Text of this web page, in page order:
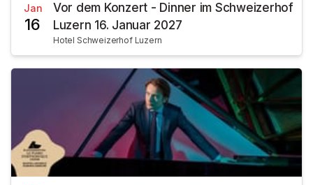
Jan
16
Vor dem Konzert - Dinner im Schweizerhof
Luzern 16. Januar 2027
Hotel Schweizerhof Luzern